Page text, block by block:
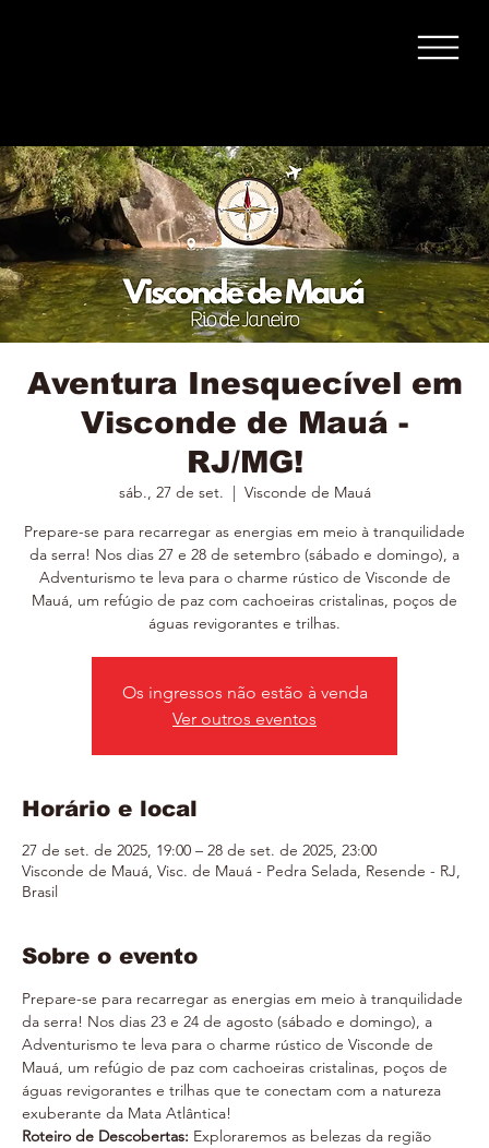
Aventura Inesquecível em
Visconde de Mauá -
RJ/MG!
sáb., 27 de set.
Visconde de Mauá
Prepare-se para recarregar as energias em meio à tranquilidade
da serra! Nos dias 27 e 28 de setembro (sábado e domingo), a
Adventurismo te leva para o charme rústico de Visconde de
Mauá, um refúgio de paz com cachoeiras cristalinas, poços de
águas revigorantes e trilhas.
Os ingressos não estão à venda
Ver outros eventos
Horário e local
27 de set. de 2025, 19:00 – 28 de set. de 2025, 23:00
Visconde de Mauá, Visc. de Mauá - Pedra Selada, Resende - RJ,
Brasil
Sobre o evento
Prepare-se para recarregar as energias em meio à tranquilidade
da serra! Nos dias 23 e 24 de agosto (sábado e domingo), a
Adventurismo te leva para o charme rústico de Visconde de
Mauá, um refúgio de paz com cachoeiras cristalinas, poços de
águas revigorantes e trilhas que te conectam com a natureza
exuberante da Mata Atlântica!
Roteiro de Descobertas: Exploraremos as belezas da região